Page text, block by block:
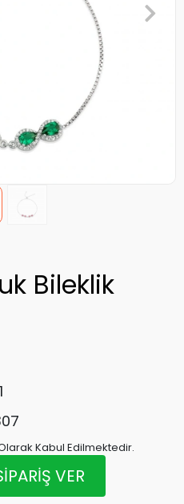
Bileklik
Kabul Edilmektedir.
VER